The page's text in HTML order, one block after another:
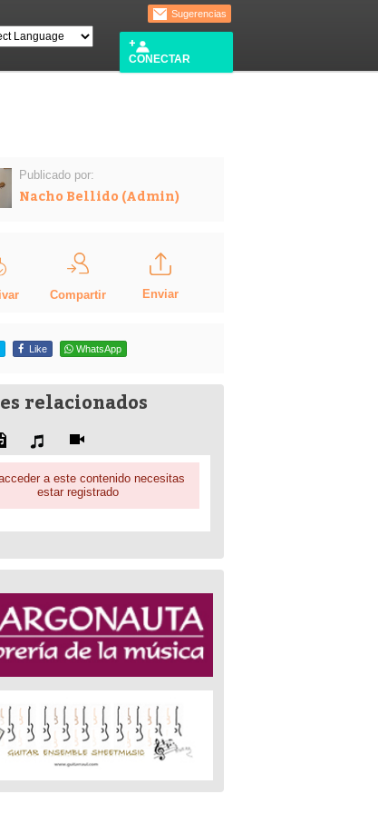
Sugerencias
CONECTAR
Publicado por:
Nacho Bellido (Admin)
Compartir Enviar
Like WhatsApp
relacionados
a este contenido necesitas
estar registrado